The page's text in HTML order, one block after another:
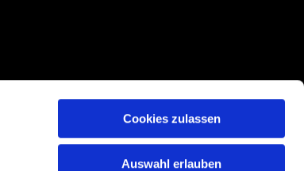
Cookies zulassen
Auswahl erlauben